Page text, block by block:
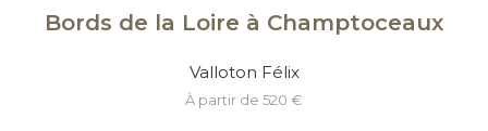
Bords de la Loire à Champtoceaux
Valloton Félix
à partir de 520 €